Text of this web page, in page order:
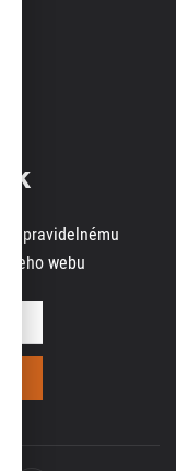
k pravidelnému
webu